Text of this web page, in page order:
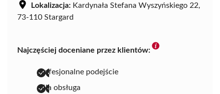
Lokalizacja: Kardynała Stefana Wyszyńskiego 22,
73-110 Stargard
Najczęściej doceniane przez klientów:
profesjonalne podejście
miła obsługa